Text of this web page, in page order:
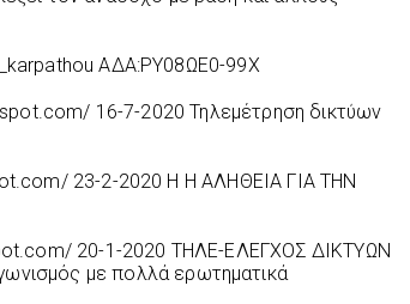
ΑΔΑ:ΡΥ08ΩΕ0-99Χ
16-7-2020 Τηλεμέτρηση δικτύων
23-2-2020 Η Η ΑΛΗΘΕΙΑ ΓΙΑ ΤΗΝ
20-1-2020 ΤΗΛΕ-ΕΛΕΓΧΟΣ ΔΙΚΤΥΩΝ
με πολλά ερωτηματικά